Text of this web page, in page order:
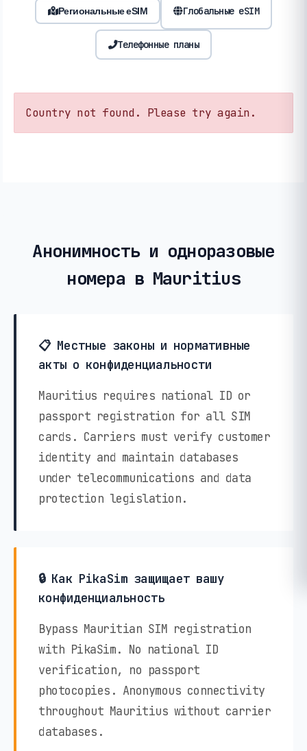
Региональные eSIM Глобальные eSIM
Телефонные планы
Country not found. Please try again.
Анонимность и одноразовые
номера в Mauritius
📋 Местные законы и нормативные
акты о конфиденциальности
Mauritius requires national ID or
passport registration for all SIM
cards. Carriers must verify customer
identity and maintain databases
under telecommunications and data
protection legislation.
🔒 Как PikaSim защищает вашу
конфиденциальность
Bypass Mauritian SIM registration
with PikaSim. No national ID
verification, no passport
photocopies. Anonymous connectivity
throughout Mauritius without carrier
databases.